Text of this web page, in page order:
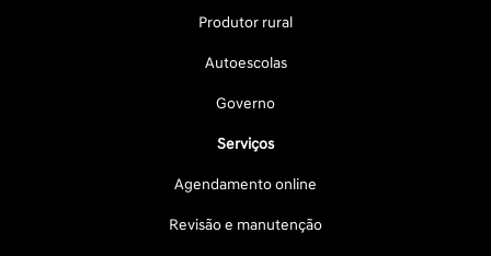
Produtor rural
Autoescolas
Governo
Serviços
Agendamento online
Revisão e manutenção